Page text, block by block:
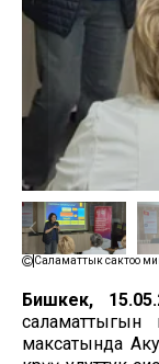
Саламаттык сактоо
Бишкек,
максатында